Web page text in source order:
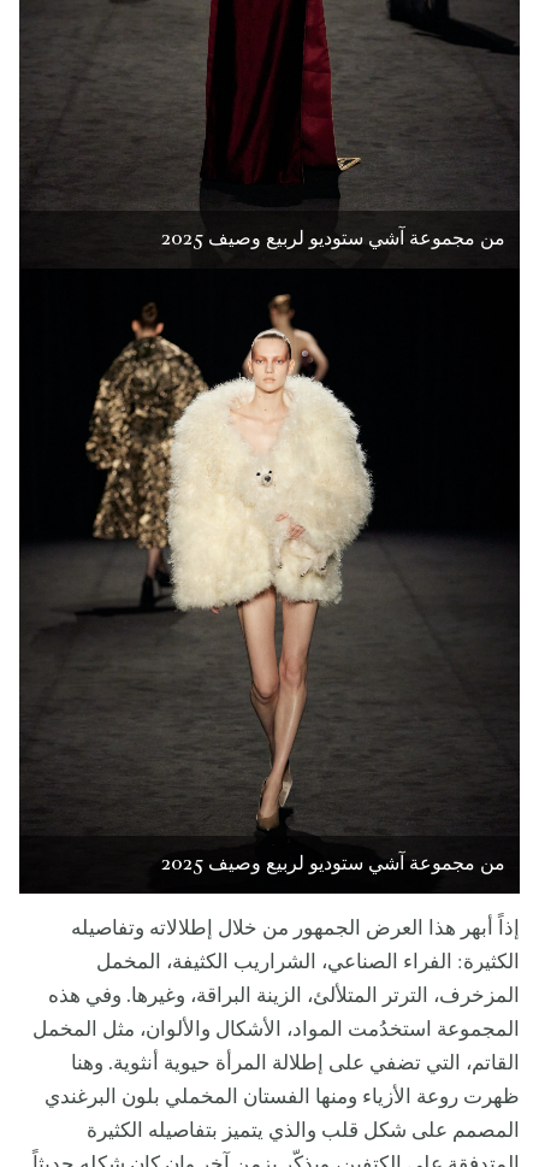
من مجموعة آشي ستوديو لربيع وصيف 2025
من مجموعة آشي ستوديو لربيع وصيف 2025
إذاً أبهر هذا العرض الجمهور من خلال إطلالاته وتفاصيله
الكثيرة: الفراء الصناعي، الشراريب الكثيفة، المخمل
المزخرف، الترتر المتلألئ، الزينة البراقة، وغيرها. وفي هذه
المجموعة استخدُمت المواد، الأشكال والألوان، مثل المخمل
القاتم، التي تضفي على إطلالة المرأة حيوية أنثوية. وهنا
ظهرت روعة الأزياء ومنها الفستان المخملي بلون البرغندي
المصمم على شكل قلب والذي يتميز بتفاصيله الكثيرة